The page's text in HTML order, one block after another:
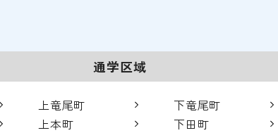
通学区域
上竜尾町
下竜尾町
上本町 下田町